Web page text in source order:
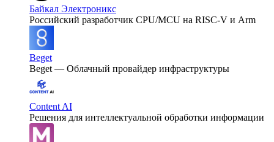
Байкал Электроникс
Российский разработчик CPU/MCU на RISC-V и Arm
Beget
Beget — Облачный провайдер инфраструктуры
Content AI
Решения для интеллектуальной обработки информации